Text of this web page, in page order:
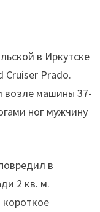
в Иркутске
Cruiser Prado.
машины 37-
ног мужчину
в
2 кв. м.
короткое